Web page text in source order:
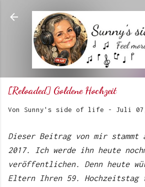
Direkt zum
[Reloaded] Goldene Hochzeit
Von Sunny's side of life - Juli
Dieser Beitrag von mir stammt
2017. Ich werde ihn heute
veröffentlichen. Denn heute
Eltern Ihren 59. Hochzeitstag